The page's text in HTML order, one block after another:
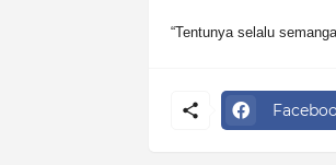
“Tentunya selalu